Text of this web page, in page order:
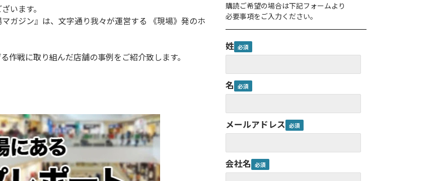
います。
ガジン』は、文字通り我々が運営する 《現場》発のホ
作戦に取り組んだ店舗の事例をご紹介致します。
購読ご希望の場合は下記フォームより
必要事項をご入力ください。
姓
名
メールアドレス
会社名